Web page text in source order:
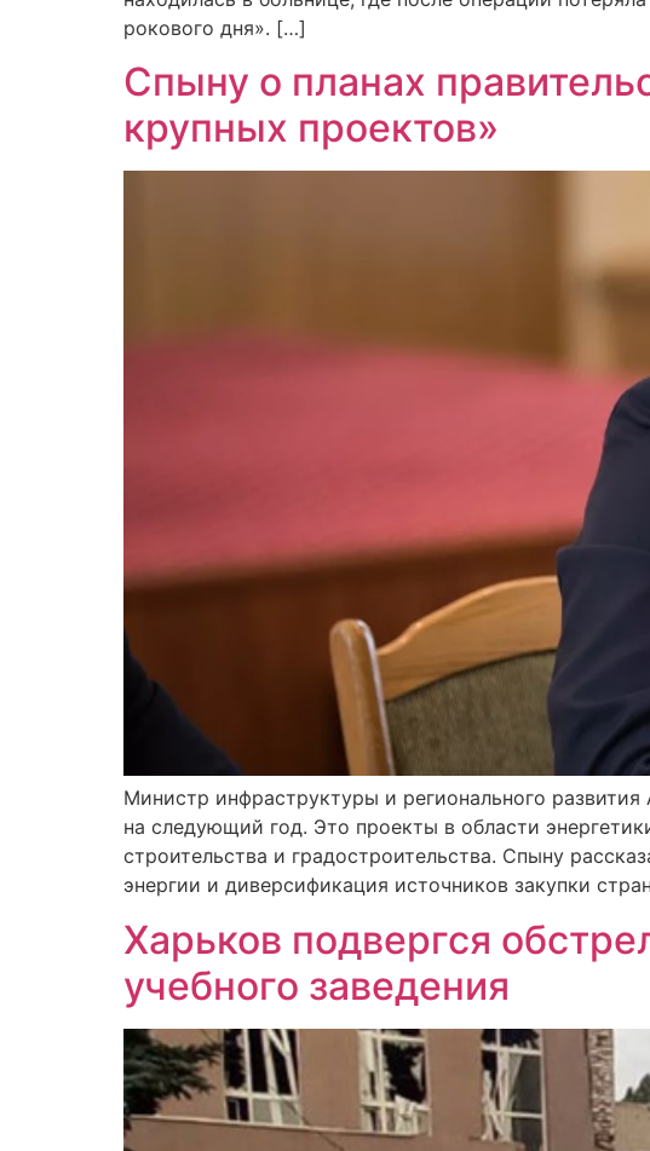
рокового дня». […]
Спыну о планах
крупных проектов»
Министр инфраструктуры и регионального
на следующий год. Это проекты в области
строительства и градостроительства. Спыну
энергии и диверсификация источников закупки
Харьков подвергся
учебного заведения